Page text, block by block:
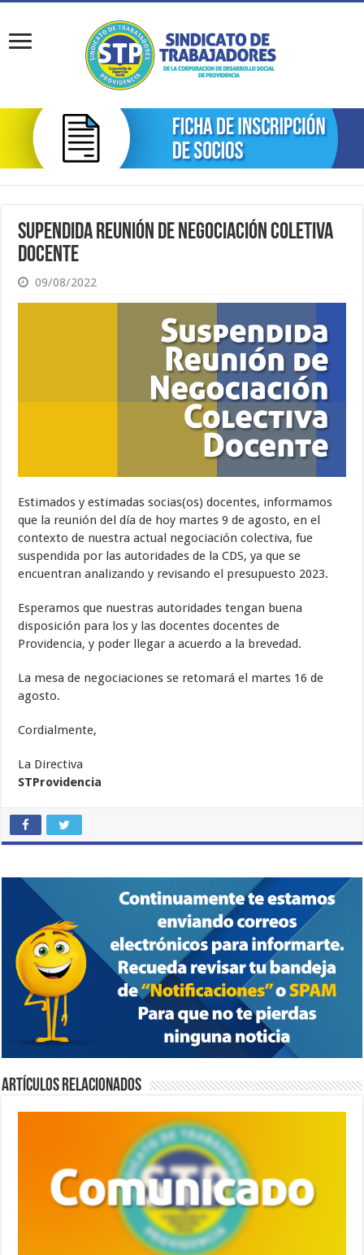
Supendida Reunión de Negociación Coletiva
Docente
09/08/2022
Estimados y estimadas socias(os) docentes, informamos
que la reunión del día de hoy martes 9 de agosto, en el
contexto de nuestra actual negociación colectiva, fue
suspendida por las autoridades de la CDS, ya que se
encuentran analizando y revisando el presupuesto 2023.
Esperamos que nuestras autoridades tengan buena
disposición para los y las docentes docentes de
Providencia, y poder llegar a acuerdo a la brevedad.
La mesa de negociaciones se retomará el martes 16 de
agosto.
Cordialmente,
La Directiva
STProvidencia
Artículos relacionados